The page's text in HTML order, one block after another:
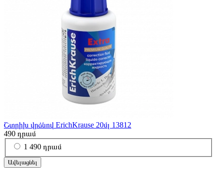
Շտրիխ վրձնով ErichKrause 20մլ 13812
490 դրամ
1 490 դրամ
Ավելացնել